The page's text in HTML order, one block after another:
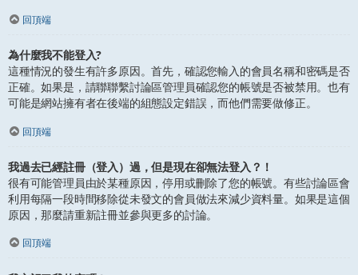
回頂端
為什麼我不能登入?
這種情況的發生有許多原因。首先，確認您輸入的會員名稱和密碼是否
正確。如果是，請聯聯繫討論區管理員確認您的帳號是否被禁用。也有
可能是網站擁有者在後端的組態設定錯誤，而他們需要做修正。
回頂端
我過去已經註冊（登入）過，但是現在卻無法登入？！
很有可能管理員由於某種原因，停用或刪除了您的帳號。有些討論區會
利用每隔一段時間移除從未發文的會員做法來減少資料量。如果是這個
原因，那麼請重新註冊並參與更多的討論。
回頂端